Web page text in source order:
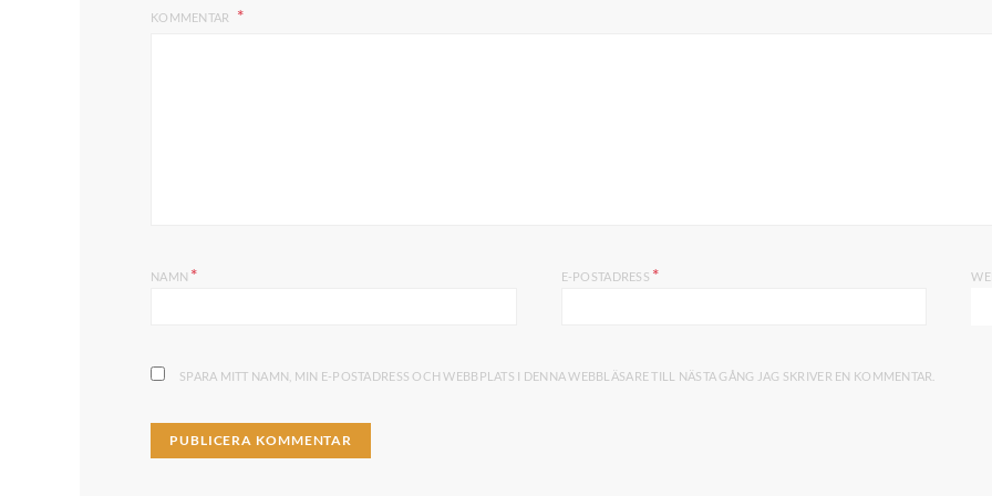
KOMMENTAR
NAMN * E-POSTADRESS *
SPARA MITT NAMN, MIN E-POSTADRESS OCH WEBBPLATS I DENNA WEBBLÄSARE TILL NÄSTA GÅNG JAG SKRIVER EN KOMMENTAR.